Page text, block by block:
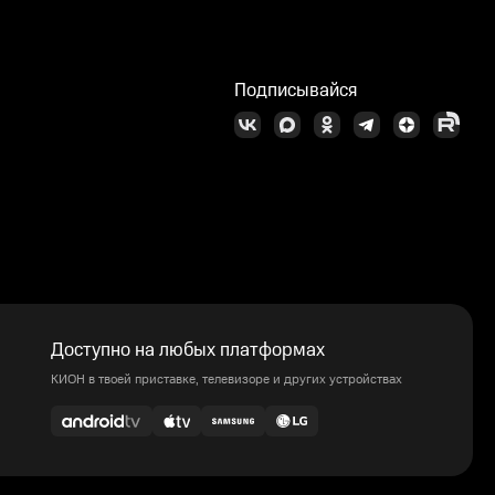
Подписывайся
Доступно на любых платформах
КИОН в твоей приставке, телевизоре и других устройствах